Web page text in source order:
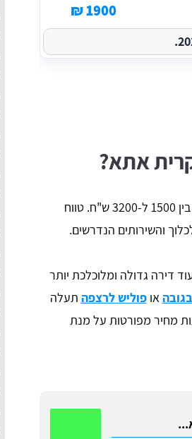
1900 ₪
אתא?
עלות ניקיון לאחר שיפוץ בקרית אתא בגודל 3 חדרים נעה בין 1500 ל-3200 ש"ח. טווח
והשירותים הנדרשים.
דירה גדולה ומלוכלכת יותר
אופוליש לרצפה תעלה
מחיר מפורטות על מנת